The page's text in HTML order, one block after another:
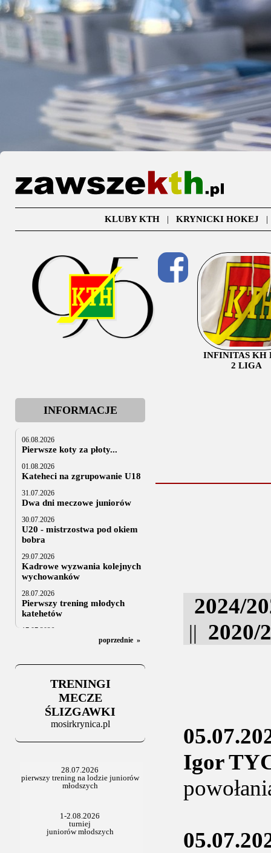
KLUBY KTH| KRYNICKI HOKEJ
INFINITAS KH
2 LIGA
INFORMACJE
06.08.2026
Pierwsze koty za płoty...
01.08.2026
Kateheci na zgrupowanie U18
31.07.2026
Dwa dni meczowe juniorów
30.07.2026
U20 - mistrzostwa pod okiem
bobra
29.07.2026
Kadrowe wyzwania kolejnych
wychowanków
28.07.2026
Pierwszy trening młodych
katehetów
17.07.2026
U20: z kraju i z zagranicy
Za trzy tygodnie na lód
06.07.2025
Stowarzyszenie po Walnym
poprzednie »
TRENINGI
MECZE
ŚLIZGAWKI
mosirkrynica.pl
2024/
|| 2020/
Igor